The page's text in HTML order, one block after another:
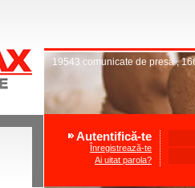
19543 comunicate de presă,
Autentifică-te
Înregistrează-te
Ai uitat parola?